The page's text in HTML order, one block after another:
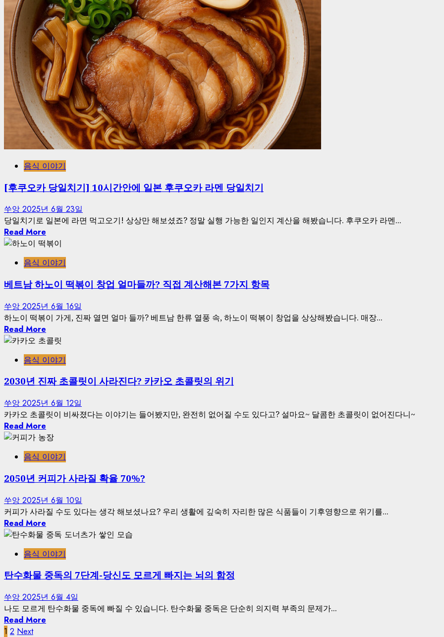
음식 이야기
[후쿠오카 당일치기] 10시간안에 일본 후쿠오카 라멘 당일치기
쑤앙 2025년 6월 23일
당일치기로 일본에 라면 먹고오기! 상상만 해보셨죠? 정말 실행 가능한 일인지 계산을 해봤습니다. 후쿠오카 라멘...
Read More
음식 이야기
베트남 하노이 떡볶이 창업 얼마들까? 직접 계산해본 7가지 항목
쑤앙 2025년 6월 16일
하노이 떡볶이 가게, 진짜 열면 얼마 들까? 베트남 한류 열풍 속, 하노이 떡볶이 창업을 상상해봤습니다. 매장...
Read More
음식 이야기
2030년 진짜 초콜릿이 사라진다? 카카오 초콜릿의 위기
쑤앙 2025년 6월 12일
카카오 초콜릿이 비싸졌다는 이야기는 들어봤지만, 완전히 없어질 수도 있다고? 설마요~ 달콤한 초콜릿이 없어진다니~
Read More
음식 이야기
2050년 커피가 사라질 확율 70%?
쑤앙 2025년 6월 10일
커피가 사라질 수도 있다는 생각 해보셨나요? 우리 생활에 깊숙히 자리한 많은 식품들이 기후영향으로 위기를...
Read More
음식 이야기
탄수화물 중독의 7단계-당신도 모르게 빠지는 뇌의 함정
쑤앙 2025년 6월 4일
나도 모르게 탄수화물 중독에 빠질 수 있습니다. 탄수화물 중독은 단순히 의지력 부족의 문제가...
Read More
1 2 Next